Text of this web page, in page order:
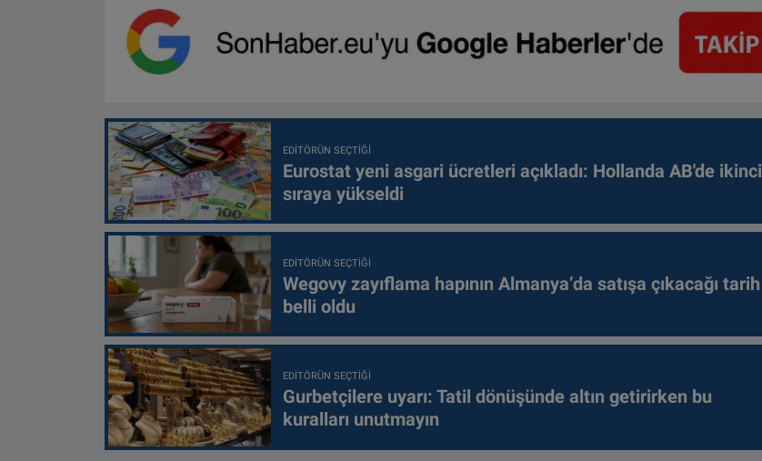
EDITÖRÜN SEÇTIĞI
Eurostat yeni asgari ücretleri açıkladı: Hollanda AB'de ikinci
sıraya yükseldi
EDITÖRÜN SEÇTIĞI
Wegovy zayıflama hapının Almanya’da satışa çıkacağı tarih
belli oldu
EDITÖRÜN SEÇTIĞI
Gurbetçilere uyarı: Tatil dönüşünde altın getirirken bu
kuralları unutmayın